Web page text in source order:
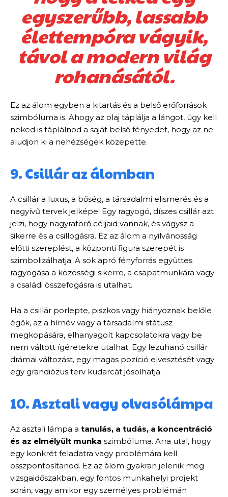
egyszerűbb, lassabb
élettempóra vágyik,
távol a modern világ
rohanásától.
Ez az álom egyben a kitartás és a belső erőforrások
szimbóluma is. Ahogy az olaj táplálja a lángot, úgy kell
neked is táplálnod a saját belső fényedet, hogy az ne
aludjon ki a nehézségek közepette.
9. Csillár az álomban
A csillár a luxus, a bőség, a társadalmi elismerés és a
nagyívű tervek jelképe. Egy ragyogó, díszes csillár azt
jelzi, hogy nagyratörő céljaid vannak, és vágysz a
sikerre és a csillogásra. Ez az álom a nyilvánosság
előtti szereplést, a központi figura szerepét is
szimbolizálhatja. A sok apró fényforrás együttes
ragyogása a közösségi sikerre, a csapatmunkára vagy
a családi összefogásra is utalhat.
Ha a csillár porlepte, piszkos vagy hiányoznak belőle
égők, az a hírnév vagy a társadalmi státusz
megkopására, elhanyagolt kapcsolatokra vagy be
nem váltott ígéretekre utalhat. Egy lezuhanó csillár
drámai változást, egy magas pozíció elvesztését vagy
egy grandiózus terv kudarcát jósolhatja.
10. Asztali vagy olvasólámpa
Az asztali lámpa a tanulás, a tudás, a koncentráció
és az elmélyült munka szimbóluma. Arra utal, hogy
egy konkrét feladatra vagy problémára kell
összpontosítanod. Ez az álom gyakran jelenik meg
vizsgaidőszakban, egy fontos munkahelyi projekt
során, vagy amikor egy személyes problémán